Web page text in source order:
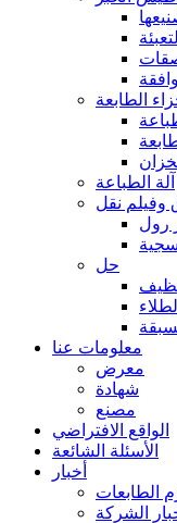
الطابعة
آلة الطباعة
وفيلم نقل
رول
حل
معلومات عنا
معرض
شهادة
مصنع
الواقع الافتراضي
الأسئلة الشائعة
أخبار
الطابعات
الشركة